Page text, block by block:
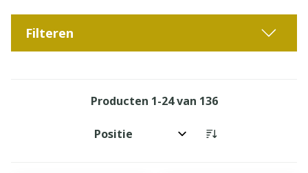
Filteren
Producten 1-24van 136
Sorteer op: